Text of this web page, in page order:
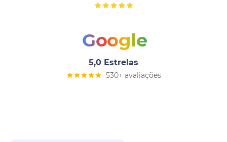
Google
5,0 Estrelas
530+ avaliações